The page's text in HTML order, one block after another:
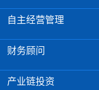
自主经营管理
财务顾问
产业链投资